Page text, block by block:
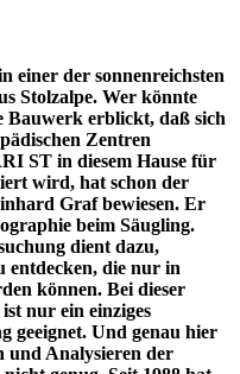
einer der sonnenreichsten
Stolzalpe. Wer könnte
Bauwerk erblickt, daß sich
Zentren
ST in diesem Hause für
wird, hat schon der
Graf bewiesen. Er
beim Säugling.
dient dazu,
entdecken, die nur in
können. Bei dieser
nur ein einziges
geeignet. Und genau hier
und Analysieren der